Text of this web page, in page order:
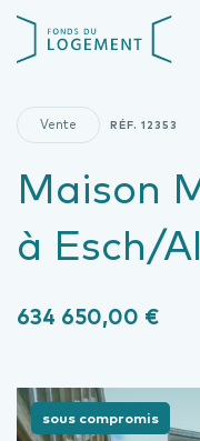
contenu
Maison
à Esch/
Vente RÉF.12353
634 650,00 €
sous compromis